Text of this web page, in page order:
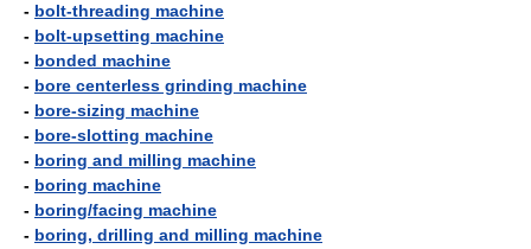
- bolt-threading machine
- bolt-upsetting machine
- bonded machine
- bore centerless grinding machine
- bore-sizing machine
- bore-slotting machine
- boring and milling machine
- boring machine
- boring/facing machine
- boring, drilling and milling machine